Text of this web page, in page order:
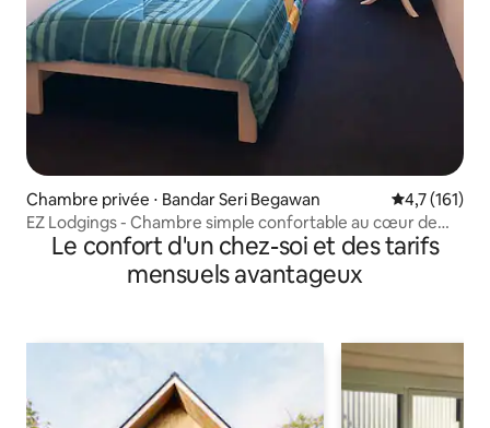
Chambre privée ⋅ Bandar Seri Begawan Évaluation
4,7 (161)
EZ Lodgings - Chambre simple confortable au cœur de
Gadong
Le confort d'un chez-soi et des tarifs
mensuels avantageux